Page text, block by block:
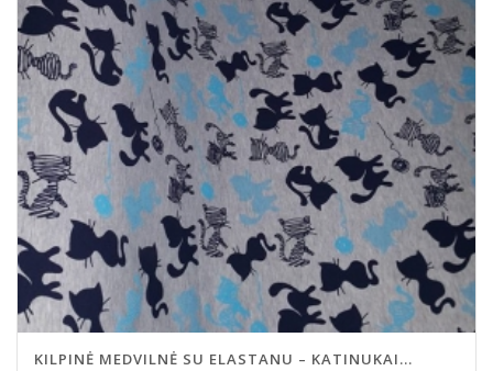
KILPINĖ MEDVILNĖ SU ELASTANU – KATINUKAI...